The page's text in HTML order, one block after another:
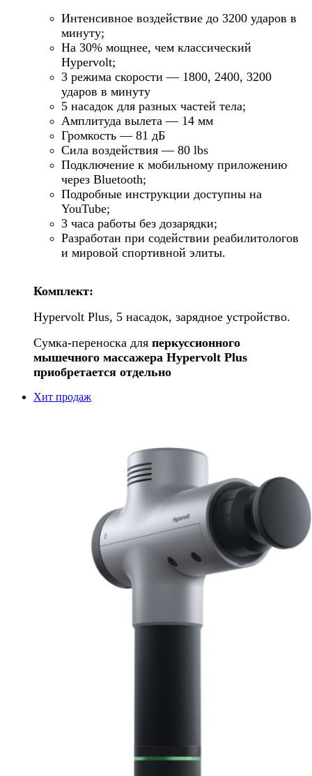
Интенсивное воздействие до 3200 ударов в
минуту;
На 30% мощнее, чем классический
Hypervolt;
3 режима скорости — 1800, 2400, 3200
ударов в минуту
5 насадок для разных частей тела;
Амплитуда вылета — 14 мм
Громкость — 81 дБ
Сила воздействия — 80 lbs
Подключение к мобильному приложению
через Bluetooth;
Подробные инструкции доступны на
YouTube;
3 часа работы без дозарядки;
Разработан при содействии реабилитологов
и мировой спортивной элиты.
Комплект:
Hypervolt Plus, 5 насадок, зарядное устройство.
Сумка-переноска для перкуссионного
мышечного массажера Hypervolt Plus
приобретается отдельно
Хит продаж